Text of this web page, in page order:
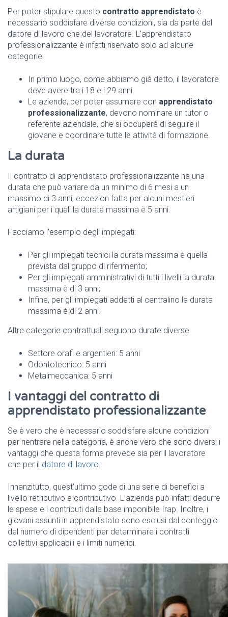
Per poter stipulare questo contratto apprendistato è
necessario soddisfare diverse condizioni, sia da parte del
datore di lavoro che del lavoratore. L’apprendistato
professionalizzante è infatti riservato solo ad alcune
categorie.
In primo luogo, come abbiamo già detto, il lavoratore
deve avere tra i 18 e i 29 anni.
Le aziende, per poter assumere con apprendistato
professionalizzante, devono nominare un tutor o
referente aziendale, che si occuperà di seguire il
giovane e coordinare tutte le attività di formazione.
La durata
Il contratto di apprendistato professionalizzante ha una
durata che può variare da un minimo di 6 mesi a un
massimo di 3 anni, eccezion fatta per alcuni mestieri
artigiani per i quali la durata massima è 5 anni.
Facciamo l’esempio degli impiegati:
Per gli impiegati tecnici la durata massima è quella
prevista dal gruppo di riferimento;
Per gli impiegati amministrativi di tutti i livelli la durata
massima è di 3 anni;
Infine, per gli impiegati addetti al centralino la durata
massima è di 2 anni.
Altre categorie contrattuali seguono durate diverse.
Settore orafi e argentieri: 5 anni
Odontotecnico: 5 anni
Metalmeccanica: 5 anni
I vantaggi del contratto di
apprendistato professionalizzante
Se è vero che è necessario soddisfare alcune condizioni
per rientrare nella categoria, è anche vero che sono diversi i
vantaggi che questa forma prevede sia per il lavoratore
che per il datore di lavoro
Innanzitutto, quest’ultimo gode di una serie di benefici a
livello retributivo e contributivo. L’azienda può infatti dedurre
le spese e i contributi dalla base imponibile Irap. Inoltre, i
giovani assunti in apprendistato sono esclusi dal conteggio
del numero di dipendenti per determinare i contratti
collettivi applicabili e i limiti numerici.